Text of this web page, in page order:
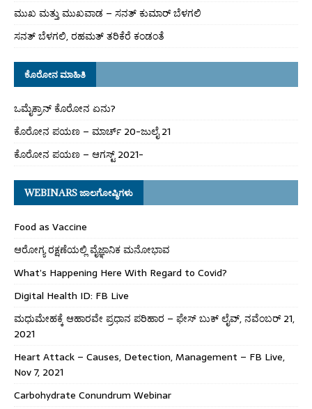
ಮುಖ ಮತ್ತು ಮುಖವಾಡ – ಸನತ್ ಕುಮಾರ್ ಬೆಳಗಲಿ
ಸನತ್ ಬೆಳಗಲಿ, ರಹಮತ್ ತರಿಕೆರೆ ಕಂಡಂತೆ
ಕೊರೋನ ಮಾಹಿತಿ
ಒಮೈಕ್ರಾನ್ ಕೊರೋನ ಏನು?
ಕೊರೋನ ಪಯಣ – ಮಾರ್ಚ್ 20-ಜುಲೈ 21
ಕೊರೋನ ಪಯಣ – ಆಗಸ್ಟ್ 2021-
WEBINARS ಜಾಲಗೋಷ್ಠಿಗಳು
Food as Vaccine
ಆರೋಗ್ಯ ರಕ್ಷಣೆಯಲ್ಲಿ ವೈಜ್ಞಾನಿಕ ಮನೋಭಾವ
What’s Happening Here With Regard to Covid?
Digital Health ID: FB Live
ಮಧುಮೇಹಕ್ಕೆ ಆಹಾರವೇ ಪ್ರಧಾನ ಪರಿಹಾರ – ಫೇಸ್ ಬುಕ್ ಲೈವ್, ನವೆಂಬರ್ 21,
2021
Heart Attack – Causes, Detection, Management – FB Live,
Nov 7, 2021
Carbohydrate Conundrum Webinar